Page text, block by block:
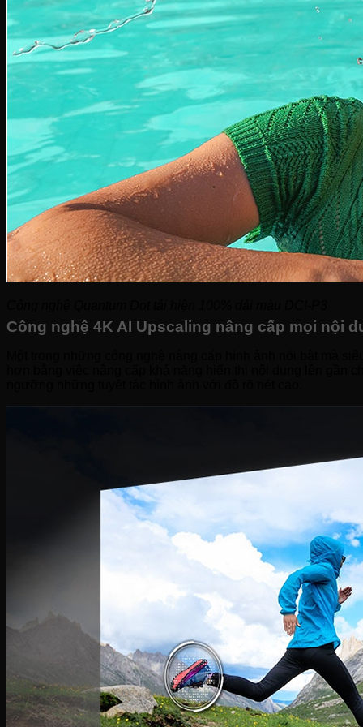
Sinh tố-Ép-Trộn
Máy xay sinh tố
Máy ép hoa quả
Máy làm sữa đậu nành
Máy làm sữa chua
Máy pha cafe
Máy vắt cam
Công nghệ 4K AI Upscaling nâng cấp mọi nội